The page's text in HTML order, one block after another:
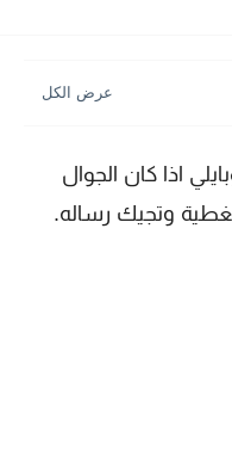
اذا كان الجوال
وتجيك رساله.